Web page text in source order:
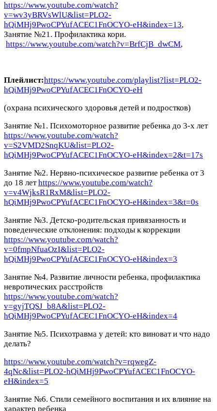
https://www.youtube.com/watch?
v=wv3yBRVsWlU&list=PLO2-
hQiMHj9PwoCPYufACEC1FnOCYO-eH&index=13,
Занятие №21. Профилактика кори.
https://www.youtube.com/watch?v=BrfCjB_dwCM,
Плейлист:https://www.youtube.com/playlist?list=PLO2-
hQiMHj9PwoCPYufACEC1FnOCYO-eH
(охрана психического здоровья детей и подростков)
Занятие №1. Психомоторное развитие ребенка до 3-х лет
https://www.youtube.com/watch?
v=S2VMD2SnqKU&list=PLO2-
hQiMHj9PwoCPYufACEC1FnOCYO-eH&index=2&t=17s
Занятие №2. Нервно-психическое развитие ребенка от 3
до 18 летhttps://www.youtube.com/watch?
v=v4WjksR1RxM&list=PLO2-
hQiMHj9PwoCPYufACEC1FnOCYO-eH&index=3&t=0s
Занятие №3. Детско-родительская привязанность и
поведенческие отклонения: подходы к коррекции
https://www.youtube.com/watch?
v=0fmpNfuaOzI&list=PLO2-
hQiMHj9PwoCPYufACEC1FnOCYO-eH&index=3
Занятие №4. Развитие личности ребенка, профилактика
невротических расстройств
https://www.youtube.com/watch?
v=gyjTQSJ_b8A&list=PLO2-
hQiMHj9PwoCPYufACEC1FnOCYO-eH&index=4
Занятие №5. Психотравма у детей: кто виноват и что надо
делать?
https://www.youtube.com/watch?v=rqwegZ-
4qNc&list=PLO2-hQiMHj9PwoCPYufACEC1FnOCYO-
eH&index=5
Занятие №6. Стили семейного воспитания и их влияние на
характер ребенка